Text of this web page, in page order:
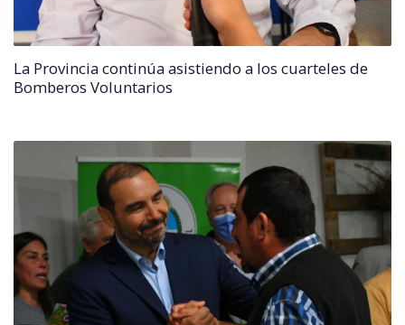
La Provincia continúa asistiendo a los cuarteles de
Bomberos Voluntarios